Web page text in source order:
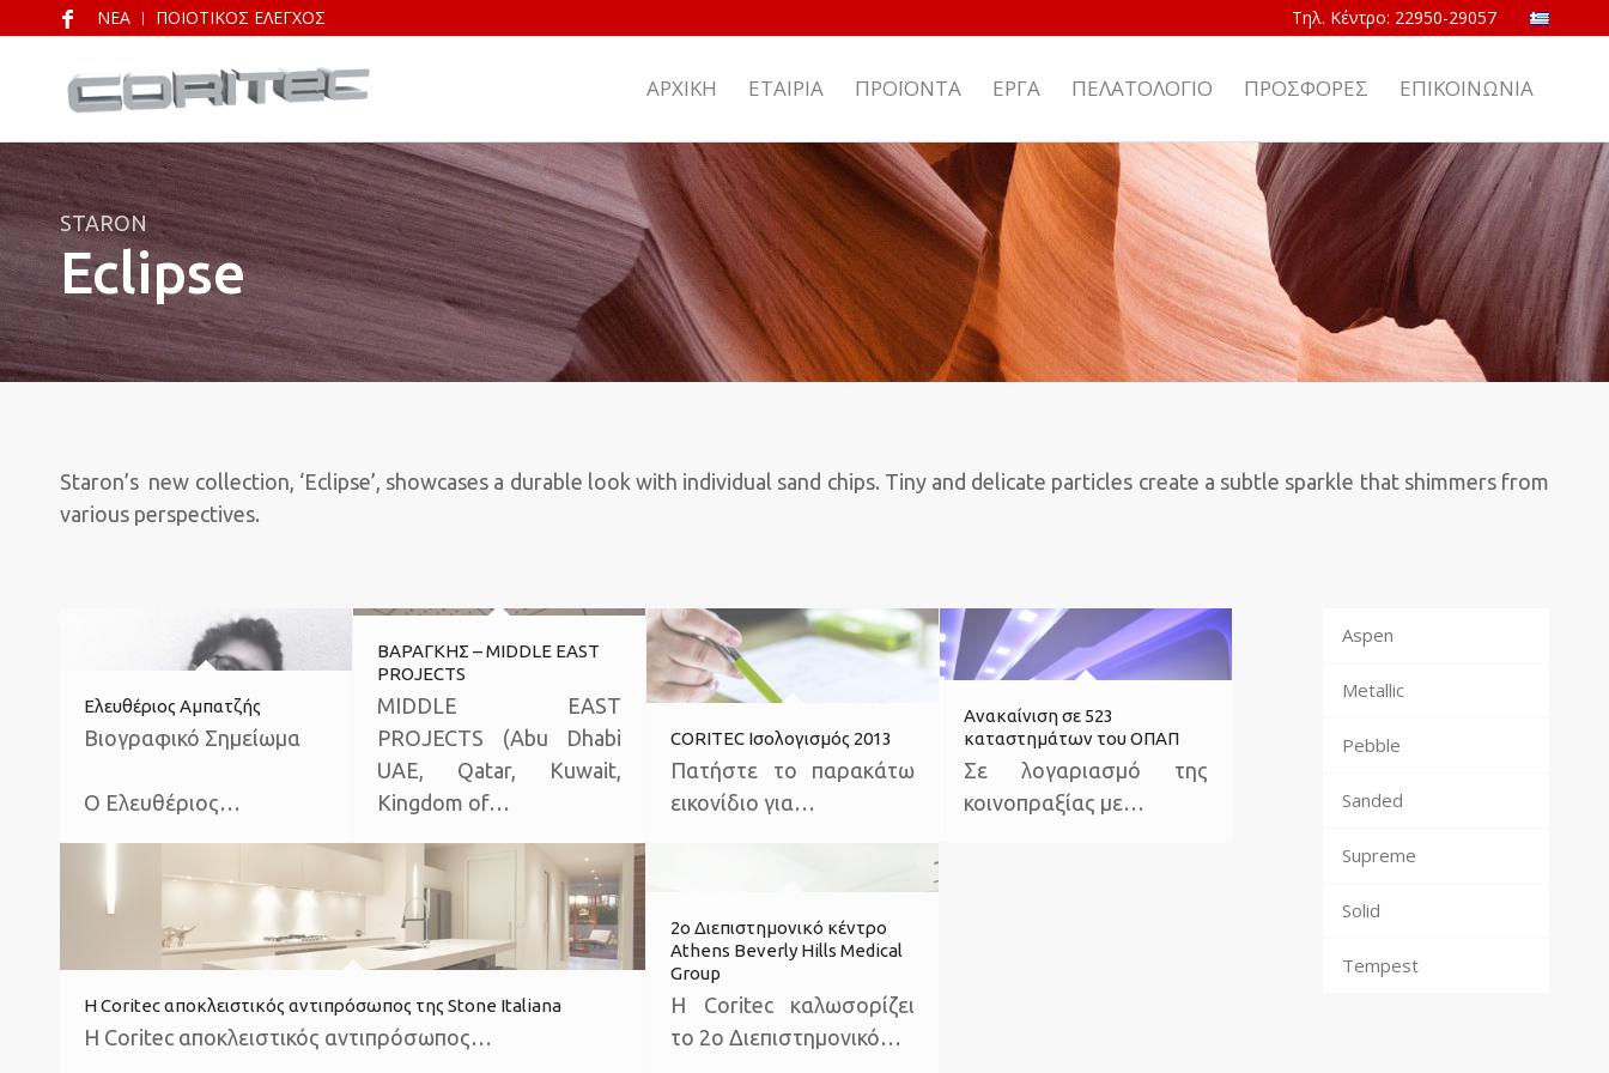
NEA ΠΟΙΟΤΙΚΟΣ ΕΛΕΓΧΟΣ
ΑΡΧΙΚΗ ΕΤΑΙΡΙΑ ΠΡΟΪΟΝΤΑ ΕΡΓΑ ΠΕΛΑΤΟΛΟΓΙΟ ΠΡΟΣΦΟΡΕΣ ΕΠΙΚΟΙΝΩΝΙΑ
STARON
Eclipse
Staron’s new collection, ‘Eclipse’, showcases a durable look with individual sand chips. Tiny and delicate particles create a subtle sparkle that shimmers from
various perspectives.
Ελευθέριος Αμπατζής
Βιογραφικό Σημείωμα
Ο Ελευθέριος…
ΒΑΡΑΓΚΗΣ – MIDDLE EAST
PROJECTS
MIDDLE EAST
PROJECTS (Abu Dhabi
UAE, Qatar, Kuwait,
Kingdom of…
CORITEC Ισολογισμός 2013
Πατήστε το παρακάτω
εικονίδιο για…
Ανακαίνιση σε 523
καταστημάτων του ΟΠΑΠ
Σε λογαριασμό της
κοινοπραξίας με…
Η Coritec αποκλειστικός αντιπρόσωπος της Stone Italiana
Η Coritec αποκλειστικός αντιπρόσωπος…
2ο Διεπιστημονικό κέντρο
Athens Beverly Hills Medical
Group
Η Coritec καλωσορίζει
το 2ο Διεπιστημονικό…
Aspen
Metallic
Pebble
Sanded
Supreme
Solid
Tempest